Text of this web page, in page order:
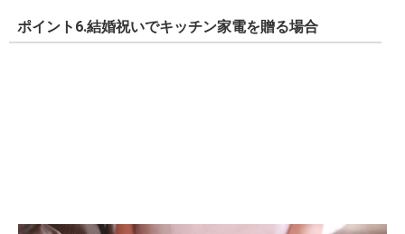
ポイント6.結婚祝いでキッチン家電を贈る場合